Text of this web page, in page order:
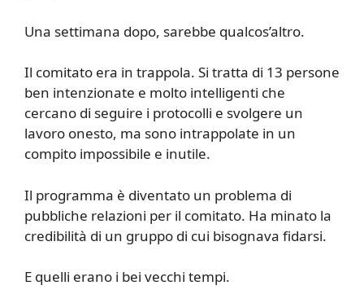
Una settimana dopo, sarebbe qualcos’altro.
Il comitato era in trappola. Si tratta di 13 persone
ben intenzionate e molto intelligenti che
cercano di seguire i protocolli e svolgere un
lavoro onesto, ma sono intrappolate in un
compito impossibile e inutile.
Il programma è diventato un problema di
pubbliche relazioni per il comitato. Ha minato la
credibilità di un gruppo di cui bisognava fidarsi.
E quelli erano i bei vecchi tempi.